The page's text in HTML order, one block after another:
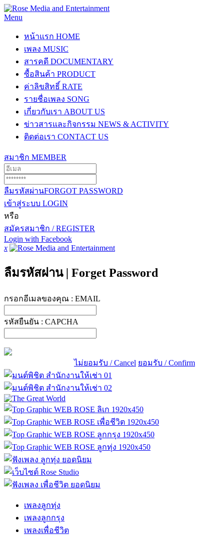
Menu
หน้าแรก HOME
เพลง MUSIC
สารคดี DOCUMENTARY
ซื้อสินค้า PRODUCT
ค่าลิขสิทธิ์ RATE
รายชื่อเพลง SONG
เกี่ยวกับเรา ABOUT US
ข่าวสารและกิจกรรม NEWS & ACTIVITY
ติดต่อเรา CONTACT US
สมาชิก MEMBER
ลืมรหัสผ่านFORGOT PASSWORD
เข้าสู่ระบบ LOGIN
หรือ
สมัครสมาชิก / REGISTER
Login with Facebook
x
ลืมรหัสผ่าน | Forget Password
กรอกอีเมลของคุณ : EMAIL
รหัสยืนยัน : CAPCHA
ไม่ยอมรับ / Cancel ยอมรับ / Confirm
เพลงลูกทุ่ง
เพลงลูกกรุง
เพลงเพื่อชีวิต